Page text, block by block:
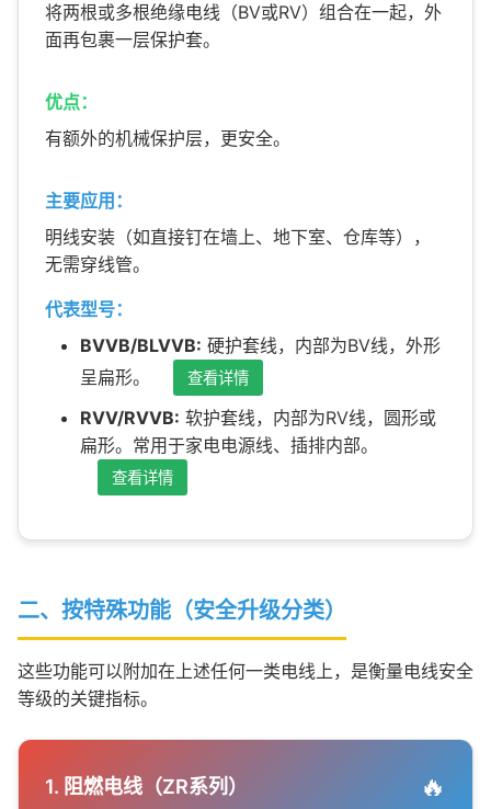
将两根或多根绝缘电线（BV或RV）组合在一起，外
面再包裹一层保护套。
优点：
有额外的机械保护层，更安全。
主要应用：
明线安装（如直接钉在墙上、地下室、仓库等），
无需穿线管。
代表型号：
BVVB/BLVVB: 硬护套线，内部为BV线，外形
呈扁形。
查看详情
RVV/RVVB: 软护套线，内部为RV线，圆形或
扁形。常用于家电电源线、插排内部。
查看详情
二、按特殊功能（安全升级分类）
这些功能可以附加在上述任何一类电线上，是衡量电线安全
等级的关键指标。
1. 阻燃电线（ZR系列） 🔥